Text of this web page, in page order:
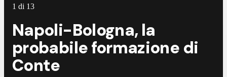
1 di 13
Napoli-Bologna, la
probabile formazione di
Conte